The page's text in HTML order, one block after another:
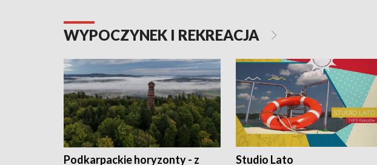
WYPOCZYNEK I REKREACJA
Podkarpackie horyzonty - z Studio Lato